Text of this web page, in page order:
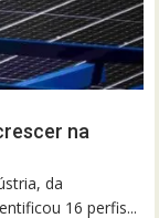
na
da
16 perfis...